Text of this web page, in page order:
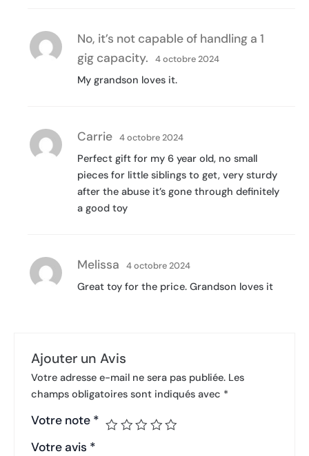
No, it’s not capable of handling a 1
gig capacity.
4 octobre 2024
My grandson loves it.
Carrie 4 octobre 2024
Perfect gift for my 6 year old, no small
pieces for little siblings to get, very sturdy
after the abuse it’s gone through definitely
a good toy
Melissa 4 octobre 2024
Great toy for the price. Grandson loves it
Ajouter un Avis
Votre adresse e-mail ne sera pas publiée. Les
champs obligatoires sont indiqués avec *
Votre note *
Votre avis *